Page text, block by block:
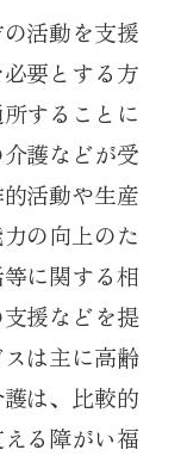
活動を支援
要とする方
することに
護などが受
活動や生産
の向上のた
に関する相
援などを提
は主に高齢
は、比較的
る障がい福